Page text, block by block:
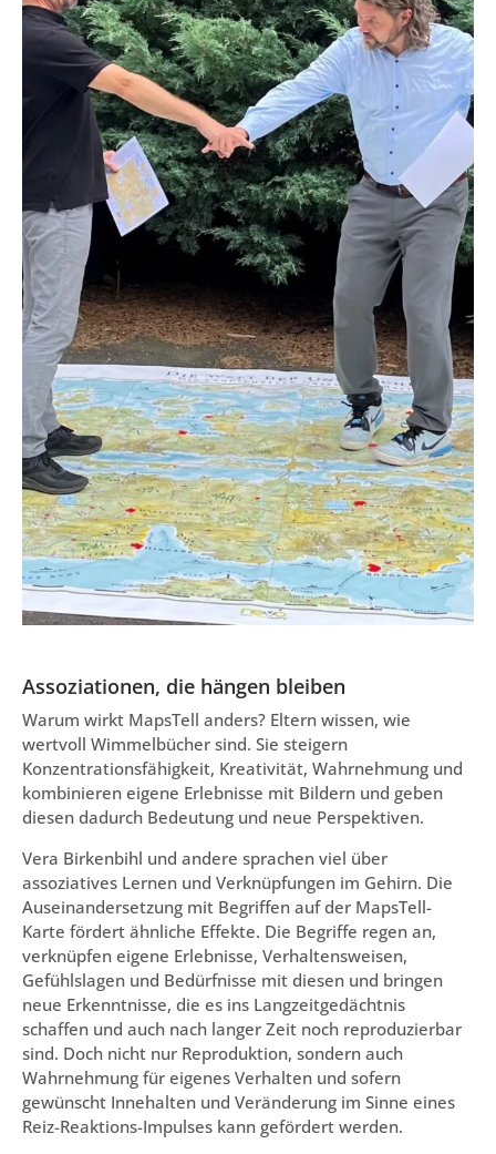
Assoziationen, die hängen bleiben
Warum wirkt MapsTell anders? Eltern wissen, wie
wertvoll Wimmelbücher sind. Sie steigern
Konzentrationsfähigkeit, Kreativität, Wahrnehmung und
kombinieren eigene Erlebnisse mit Bildern und geben
diesen dadurch Bedeutung und neue Perspektiven.
Vera Birkenbihl und andere sprachen viel über
assoziatives Lernen und Verknüpfungen im Gehirn. Die
Auseinandersetzung mit Begriffen auf der MapsTell-
Karte fördert ähnliche Effekte. Die Begriffe regen an,
verknüpfen eigene Erlebnisse, Verhaltensweisen,
Gefühlslagen und Bedürfnisse mit diesen und bringen
neue Erkenntnisse, die es ins Langzeitgedächtnis
schaffen und auch nach langer Zeit noch reproduzierbar
sind. Doch nicht nur Reproduktion, sondern auch
Wahrnehmung für eigenes Verhalten und sofern
gewünscht Innehalten und Veränderung im Sinne eines
Reiz-Reaktions-Impulses kann gefördert werden.